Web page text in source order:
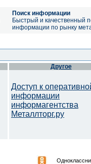
Поиск информации
Быстрый и качественный
информации по рынку
Другое
Доступ к
информации
информагентства
Металлторг.ру